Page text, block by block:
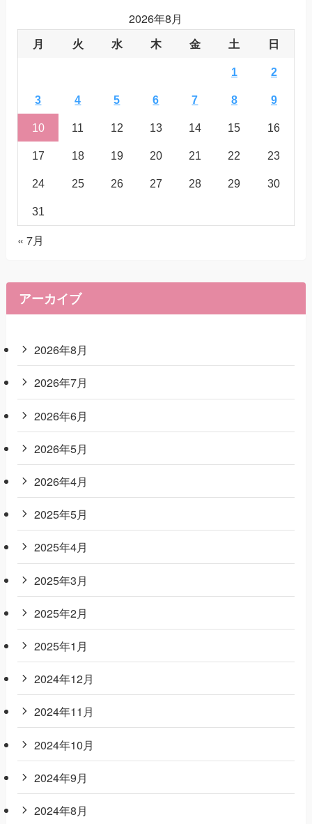
2026年8月
月 火 水 木 金 土 日
1 2
3 4 5 6 7 8 9
10 11 12 13 14 15 16
17 18 19 20 21 22 23
24 25 26 27 28 29 30
31
« 7月
アーカイブ
2026年8月
2026年7月
2026年6月
2026年5月
2026年4月
2025年5月
2025年4月
2025年3月
2025年2月
2025年1月
2024年12月
2024年11月
2024年10月
2024年9月
2024年8月